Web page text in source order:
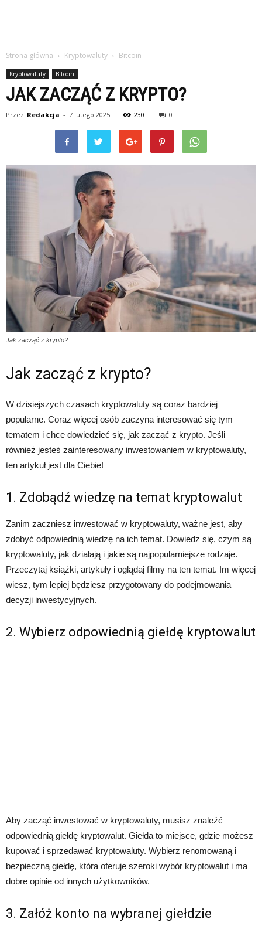
Strona główna Kryptowaluty Bitcoin
Kryptowaluty Bitcoin
JAK ZACZĄĆ Z KRYPTO?
Przez Redakcja - 7 lutego 2025 230 0
Jak zacząć z krypto?
Jak zacząć z krypto?
W dzisiejszych czasach kryptowaluty są coraz bardziej
popularne. Coraz więcej osób zaczyna interesować się tym
tematem i chce dowiedzieć się, jak zacząć z krypto. Jeśli
również jesteś zainteresowany inwestowaniem w kryptowaluty,
ten artykuł jest dla Ciebie!
1. Zdobądź wiedzę na temat kryptowalut
Zanim zaczniesz inwestować w kryptowaluty, ważne jest, aby
zdobyć odpowiednią wiedzę na ich temat. Dowiedz się, czym są
kryptowaluty, jak działają i jakie są najpopularniejsze rodzaje.
Przeczytaj książki, artykuły i oglądaj filmy na ten temat. Im więcej
wiesz, tym lepiej będziesz przygotowany do podejmowania
decyzji inwestycyjnych.
2. Wybierz odpowiednią giełdę kryptowalut
Aby zacząć inwestować w kryptowaluty, musisz znaleźć
odpowiednią giełdę kryptowalut. Giełda to miejsce, gdzie możesz
kupować i sprzedawać kryptowaluty. Wybierz renomowaną i
bezpieczną giełdę, która oferuje szeroki wybór kryptowalut i ma
dobre opinie od innych użytkowników.
3. Załóż konto na wybranej giełdzie